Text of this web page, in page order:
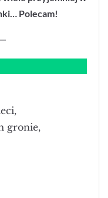
Polecam!
gronie,